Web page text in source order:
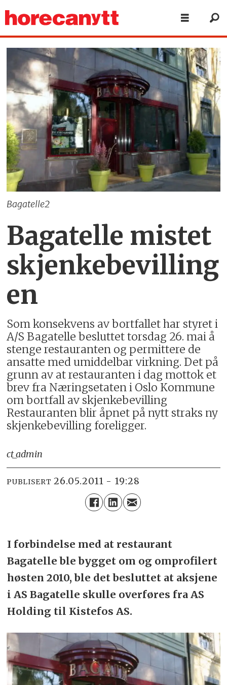
Bagatelle2
Bagatelle mistet
skjenkebevilling
en
Som konsekvens av bortfallet har styret i
A/S Bagatelle besluttet torsdag 26. mai å
stenge restauranten og permittere de
ansatte med umiddelbar virkning. Det på
grunn av at restauranten i dag mottok et
brev fra Næringsetaten i Oslo Kommune
om bortfall av skjenkebevilling
Restauranten blir åpnet på nytt straks ny
skjenkebevilling foreligger.
ct_admin
PUBLISERT 26.05.2011 - 19:28
I forbindelse med at restaurant
Bagatelle ble bygget om og omprofilert
høsten 2010, ble det besluttet at aksjene
i AS Bagatelle skulle overføres fra AS
Holding til Kistefos AS.